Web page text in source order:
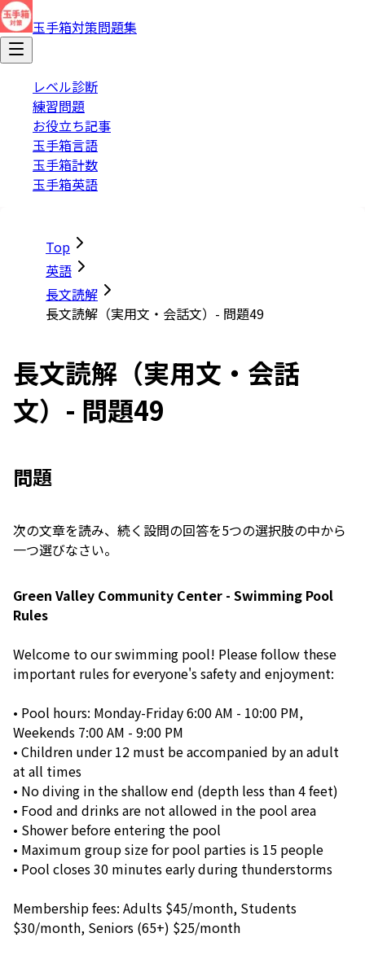
玉手箱対策問題集
レベル診断
練習問題
お役立ち記事
玉手箱言語
玉手箱計数
玉手箱英語
Top
英語
長文読解
長文読解（実用文・会話文）- 問題49
長文読解（実用文・会話
文）- 問題49
問題
次の文章を読み、続く設問の回答を5つの選択肢の中から
一つ選びなさい。
Green Valley Community Center - Swimming Pool
Rules
Welcome to our swimming pool! Please follow these
important rules for everyone's safety and enjoyment:
• Pool hours: Monday-Friday 6:00 AM - 10:00 PM,
Weekends 7:00 AM - 9:00 PM
• Children under 12 must be accompanied by an adult
at all times
• No diving in the shallow end (depth less than 4 feet)
• Food and drinks are not allowed in the pool area
• Shower before entering the pool
• Maximum group size for pool parties is 15 people
• Pool closes 30 minutes early during thunderstorms
Membership fees: Adults $45/month, Students
$30/month, Seniors (65+) $25/month